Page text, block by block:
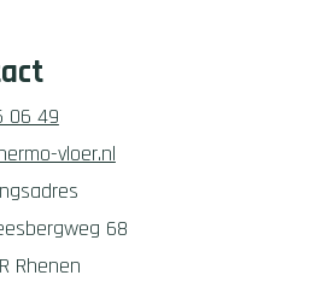
06 49
vloer.nl
68
Rhenen